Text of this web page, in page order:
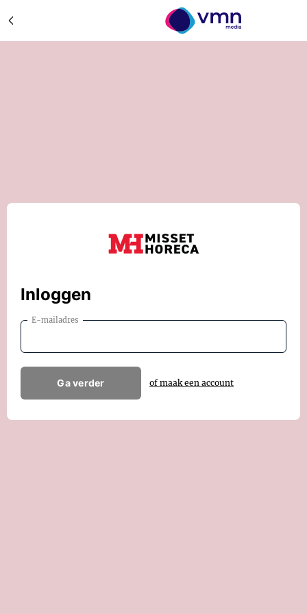
Inloggen
E-mailadres
Ga verder of maak een account